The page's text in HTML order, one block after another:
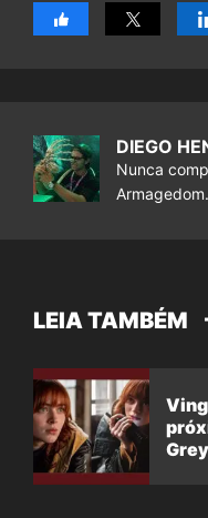
DIEGO
Nunca
Armagedom.
LEIA TAMBÉM